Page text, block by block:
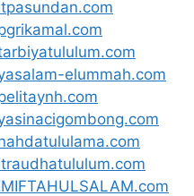
elummah.com